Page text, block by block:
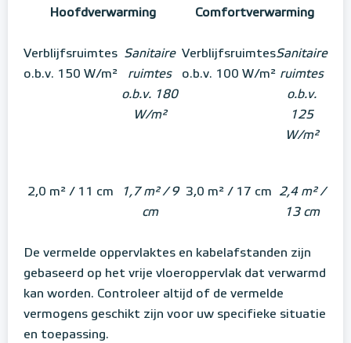
Hoofdverwarming Comfortverwarming
Verblijfsruimtes
o.b.v. 150 W/m²
Sanitaire
ruimtes
o.b.v. 180
W/m²
Verblijfsruimtes
o.b.v. 100 W/m²
Sanitaire
ruimtes
o.b.v.
125
W/m²
2,0 m² / 11 cm
1,7 m² / 9
cm
3,0 m² / 17 cm
2,4 m² /
13 cm
De vermelde oppervlaktes en kabelafstanden zijn
gebaseerd op het vrije vloeroppervlak dat verwarmd
kan worden. Controleer altijd of de vermelde
vermogens geschikt zijn voor uw specifieke situatie
en toepassing.